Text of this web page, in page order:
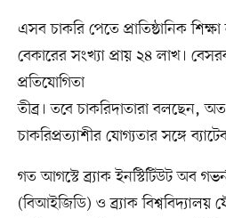
এসব চাকরি পেতে প্রাতিষ্ঠানিক
বেকারের সংখ্যা প্রায় ২৪ লাখ।
প্রতিযোগিতা
তীব্র। তবে চাকরিদাতারা বলছেন,
চাকরিপ্রত্যাশীর যোগ্যতার সঙ্গে
গত আগস্টে ব্র্যাক ইনস্টিটিউট অব
(বিআইজিডি) ও ব্র্যাক